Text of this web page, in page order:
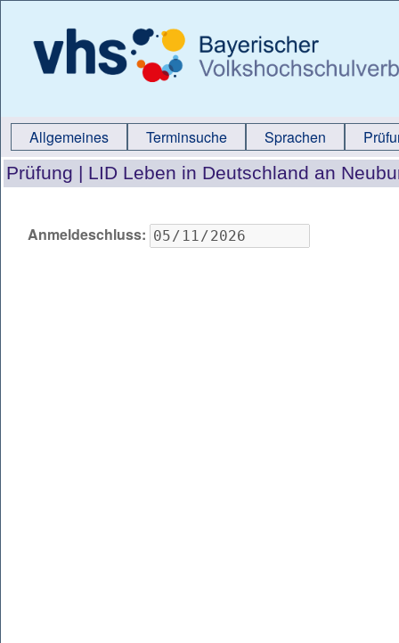
Allgemeines Terminsuche Sprachen
Prüfung | LID Leben in Deutschland an
Anmeldeschluss: